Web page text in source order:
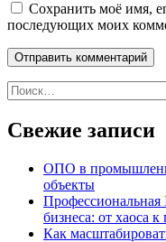
Сохранить моё имя,
последующих моих
Найти:
Свежие записи
ОПО в
объекты
Профессиональная
бизнеса: от хаоса
Как